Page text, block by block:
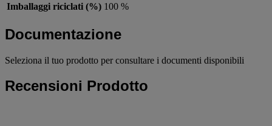
Imballaggi riciclati (%) 100 %
Documentazione
Seleziona il tuo prodotto per consultare i documenti disponibili
Recensioni Prodotto